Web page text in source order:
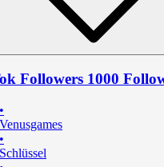
Followers 1000
•
Venusgames
•
Schlüssel